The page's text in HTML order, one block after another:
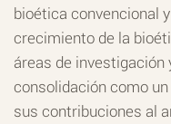
bioética convencional
crecimiento de la
áreas de
consolidación como
sus contribuciones al